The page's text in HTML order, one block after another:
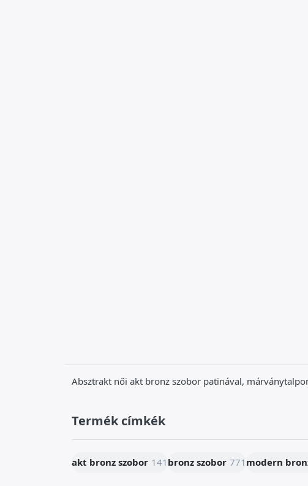
Absztrakt női akt bronz szobor patinával,
Termék címkék
akt bronz szobor 141 bronz szobor 771 modern